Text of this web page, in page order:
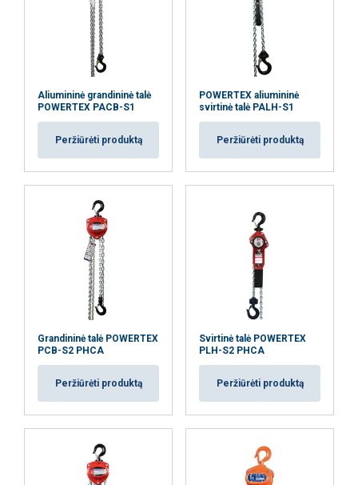
Aliumininė grandininė talė
POWERTEX PACB-S1
Peržiūrėti produktą
POWERTEX aliumininė
svirtinė talė PALH-S1
Peržiūrėti produktą
Grandininė talė POWERTEX
PCB-S2 PHCA
Peržiūrėti produktą
Svirtinė talė POWERTEX
PLH-S2 PHCA
Peržiūrėti produktą
Funkciniai Neklasifikuojami
AŠ SUTINKU
AŠ NESUTINKU
PARODYTI DETALIAU